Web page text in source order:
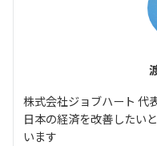
株式会社ジョブハート 代
日本の経済を改善したい
います